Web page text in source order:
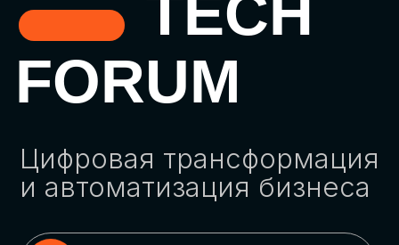
Цифровая трансформация
и автоматизация бизнеса
ЗАРЕГИСТРИРОВАТЬСЯ
ИСКУССТВЕННЫЙ ИНТЕЛЛЕКТ